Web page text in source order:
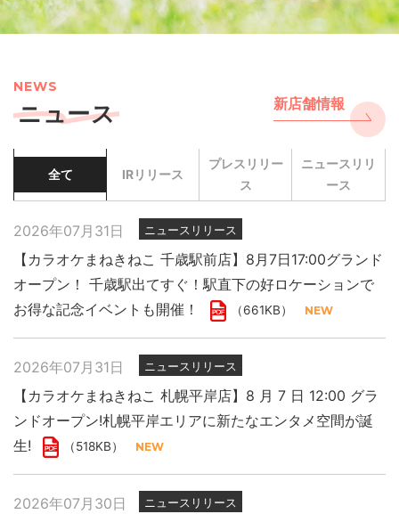
NEWS
ニュース 新店舗情報
全て IRリリース
プレスリリー
ス
ニュースリリ
ース
2026年07月31日 ニュースリリース
【カラオケまねきねこ 千歳駅前店】8月7日17:00グランド
オープン！ 千歳駅出てすぐ！駅直下の好ロケーションで
お得な記念イベントも開催！
（661KB）
2026年07月31日 ニュースリリース
【カラオケまねきねこ 札幌平岸店】8 月 7 日 12:00 グラ
ンドオープン!札幌平岸エリアに新たなエンタメ空間が誕
生!
（518KB）
2026年07月30日 ニュースリリース